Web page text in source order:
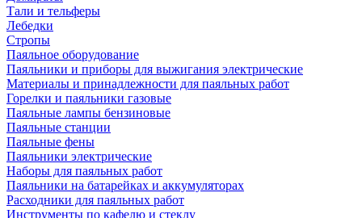
Тали и тельферы
Лебедки
Стропы
Паяльное оборудование
Паяльники и приборы для выжигания электрические
Материалы и принадлежности для паяльных работ
Горелки и паяльники газовые
Паяльные лампы бензиновые
Паяльные станции
Паяльные фены
Паяльники электрические
Наборы для паяльных работ
Паяльники на батарейках и аккумуляторах
Расходники для паяльных работ
Инструменты по кафелю и стеклу